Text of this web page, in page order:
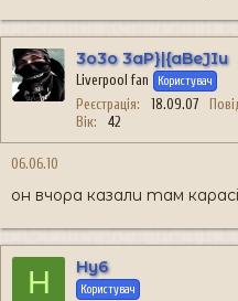
3o3o 3aP}|{aBeJIu
Liverpool fan Користувач
Реєстрація 18.09.07
Вік
42
06.06.10
он вчора казали там
H Hy6
Користувач